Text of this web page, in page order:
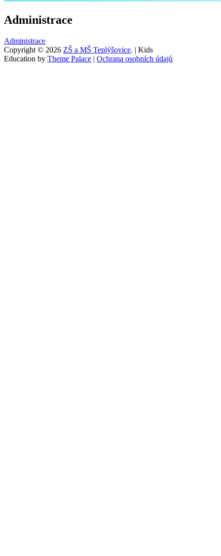
Administrace
Administrace
Copyright © 2026 ZŠ a MŠ Teplýšovice. | Kids
Education by Theme Palace | Ochrana osobních údajů